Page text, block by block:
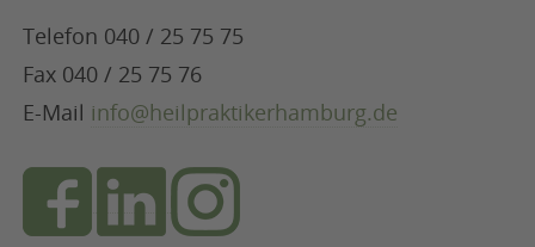
Telefon 040 / 25 75 75
Fax 040 / 25 75 76
E-Mail info@heilpraktikerhamburg.de